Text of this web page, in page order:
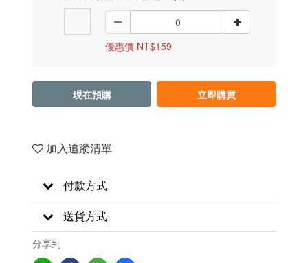
優惠價 NT$159
現在預購 立即購買
加入追蹤清單
付款方式
送貨方式
分享到